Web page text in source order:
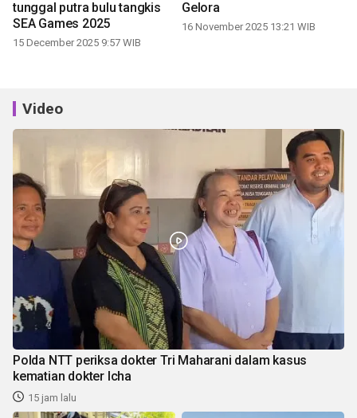
tunggal putra bulu tangkis
SEA Games 2025
15 December 2025 9:57 WIB
Gelora
16 November 2025 13:21 WIB
Video
Polda NTT periksa dokter Tri Maharani dalam kasus
kematian dokter Icha
15 jam lalu